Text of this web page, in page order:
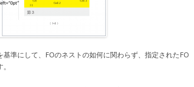
準にして、FOのネストの如何に関わらず、指定されたFO